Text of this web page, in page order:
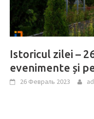
Istoricul zilei –
evenimente și
26 Февраль 2023